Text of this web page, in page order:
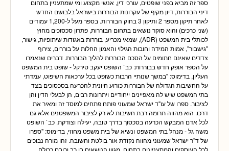
ספר זה מביא בפני שופטים, עורכי דין, אנשי מקצוע ומי שמתעניין בתחום
דיני הבוררות, דיון מקיף של עקרונות הבוררות בישראל בלבושם החדש
לאחר תיקון מספר 2 ותיקון 3 בחוק הבוררות. בספר מעל ל-1,200 עמודים
(שני כרכים) והוא סוקר נושאים בתחום הבוררות, פתרון סכסוכים מחוץ
לכותלי בית המשפט (ADR), שמאי מכריע, בוררות באגודות שיתופיות, גישור,
"גישבור", אמות המידה וחובות הגילוי והאמון החלות על בוררים, צירוף
צדדים שאינם חתומים על הסכם הבוררות להליך הבוררות. דברים שנאמרו
על הספר אופק חדש בבוררות: כב` השופט יעקב טירקל - שופט בית המשפט
העליון, בדימוס: "במשך שנותיי הרבות כשופט בכל ערכאות השיפוט, עמדתי
על החשיבות הגדולה של הבוררות כזרוע חיונית להכרעה בסכסוכים בצד
בתי המשפט שיש לה מאפיינים ייחודיים ויתרונות רבים, הן לבעלי הדין והן
לציבור. ספרו של עו"ד ישראל שמעוני פותח פתחים למוסד זה ומאיר את
דרכו. הוא מהווה תרומה רבת חשיבות לא רק לציבור המשפטנים אלא גם
לכל אדם המבקש הכרעה בסכסוך בדרך טובה, יעילה וצודקת. כב` השופט
משה גל - מנהל בתי המשפט ונשיא של בית משפט מחוזי, בדימוס: "ספרו
של ד"ר ישראל שמעוני מהווה נקודת אור בולטת וחשובה. זהו מורה נבוכים
לכל העוסקים והמתעניינים בתחום. מגוון הנושאים בו רב ורובם ככולם